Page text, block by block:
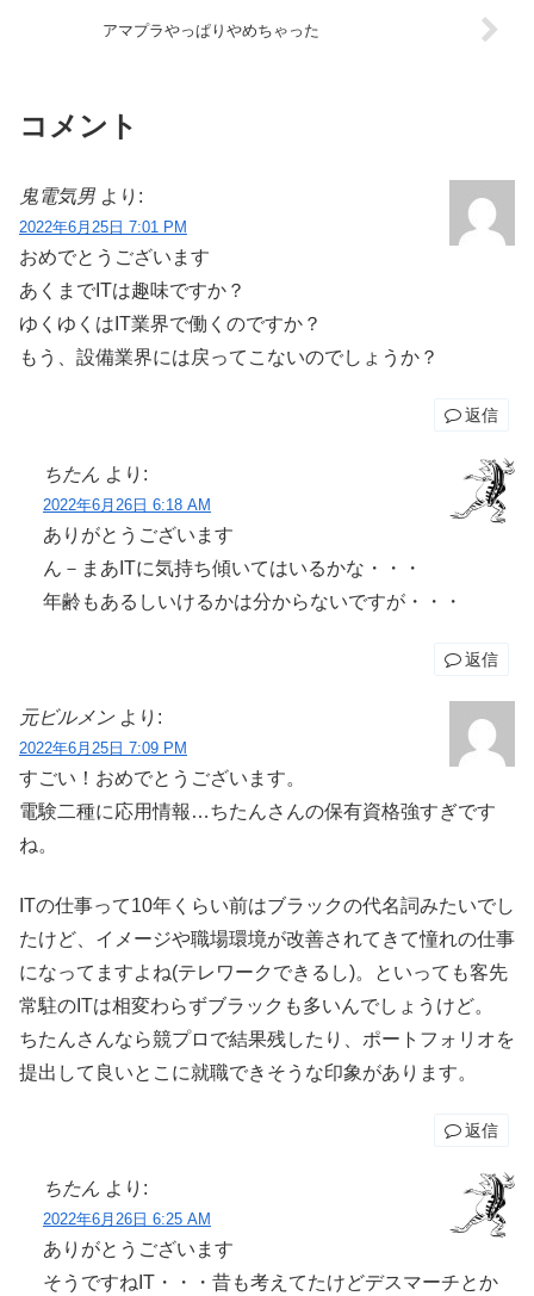
アマプラやっぱりやめちゃった
コメント
鬼電気男 より:
2022年6月25日 7:01 PM
おめでとうございます
あくまでITは趣味ですか？
ゆくゆくはIT業界で働くのですか？
もう、設備業界には戻ってこないのでしょうか？
返信
ちたん より:
2022年6月26日 6:18 AM
ありがとうございます
ん－まあITに気持ち傾いてはいるかな・・・
年齢もあるしいけるかは分からないですが・・・
返信
元ビルメン より:
2022年6月25日 7:09 PM
すごい！おめでとうございます。
電験二種に応用情報…ちたんさんの保有資格強すぎです
ね。
ITの仕事って10年くらい前はブラックの代名詞みたいでし
たけど、イメージや職場環境が改善されてきて憧れの仕事
になってますよね(テレワークできるし)。といっても客先
常駐のITは相変わらずブラックも多いんでしょうけど。
ちたんさんなら競プロで結果残したり、ポートフォリオを
提出して良いとこに就職できそうな印象があります。
返信
ちたん より:
2022年6月26日 6:25 AM
ありがとうございます
そうですねIT・・・昔も考えてたけどデスマーチとか